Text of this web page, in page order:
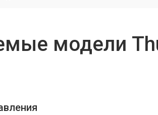
модели